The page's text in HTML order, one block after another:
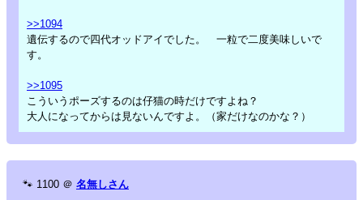
>>1094
遺伝するので四代オッドアイでした。 一粒で二度美味しいで
す。
>>1095
こういうポーズするのは仔猫の時だけですよね？
大人になってからは見ないんですよ。（家だけなのかな？）
🐾 1100 ＠ 名無しさん